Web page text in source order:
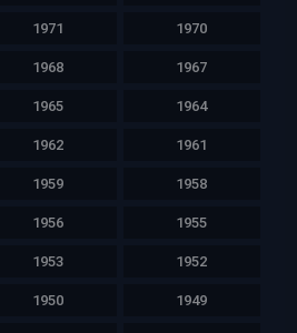
1971 1970
1968 1967
1965 1964
1962 1961
1959 1958
1956 1955
1953 1952
1950 1949